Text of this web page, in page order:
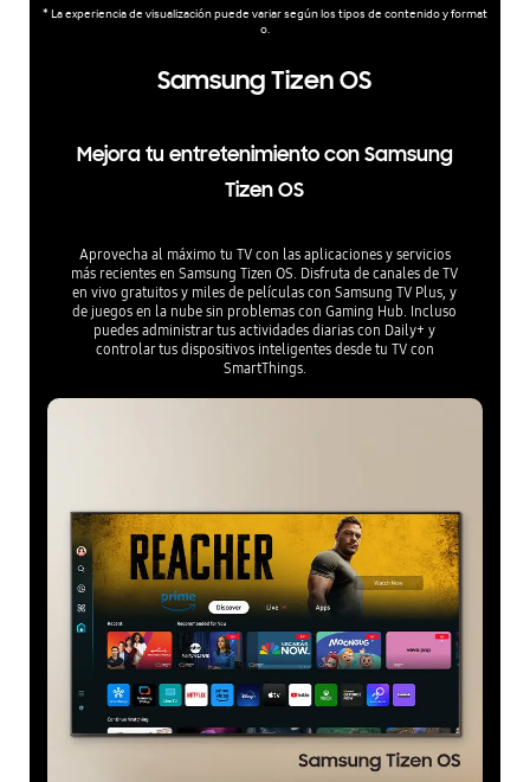
* La experiencia de visualización puede variar según los tipos de contenido y format
o.
Samsung Tizen OS
Mejora tu entretenimiento con Samsung
Tizen OS
Aprovecha al máximo tu TV con las aplicaciones y servicios
más recientes en Samsung Tizen OS. Disfruta de canales de TV
en vivo gratuitos y miles de películas con Samsung TV Plus, y
de juegos en la nube sin problemas con Gaming Hub. Incluso
puedes administrar tus actividades diarias con Daily+ y
controlar tus dispositivos inteligentes desde tu TV con
SmartThings.